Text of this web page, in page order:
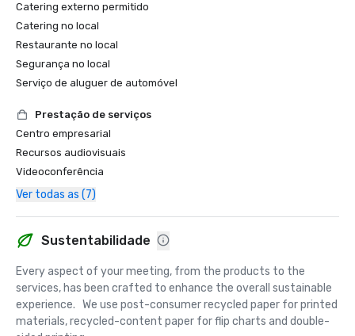
Catering externo permitido
Catering no local
Restaurante no local
Segurança no local
Serviço de aluguer de automóvel
Prestação de serviços
Centro empresarial
Recursos audiovisuais
Videoconferência
Ver todas as (7)
Sustentabilidade
Every aspect of your meeting, from the products to the
services, has been crafted to enhance the overall sustainable
experience.   We use post-consumer recycled paper for printed
materials, recycled-content paper for flip charts and double-